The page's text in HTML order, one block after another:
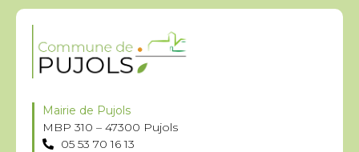
Mairie de Pujols
MBP 310 – 47300 Pujols
05 53 70 16 13